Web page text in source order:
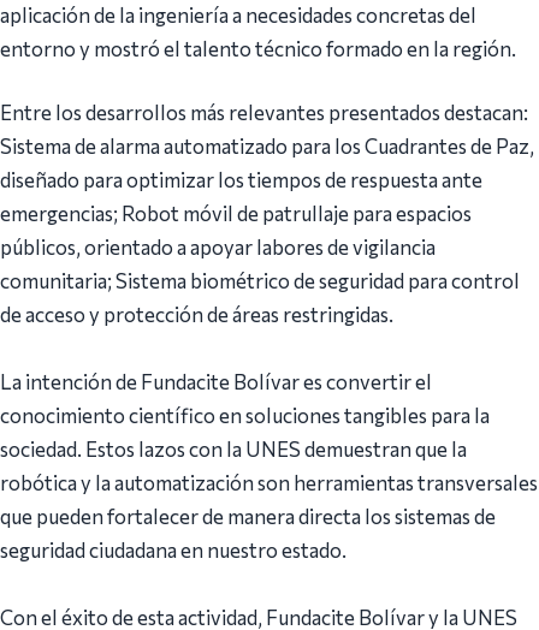
aplicación de la ingeniería a necesidades concretas del
entorno y mostró el talento técnico formado en la región.
Entre los desarrollos más relevantes presentados destacan:
Sistema de alarma automatizado para los Cuadrantes de Paz,
diseñado para optimizar los tiempos de respuesta ante
emergencias; Robot móvil de patrullaje para espacios
públicos, orientado a apoyar labores de vigilancia
comunitaria; Sistema biométrico de seguridad para control
de acceso y protección de áreas restringidas.
La intención de Fundacite Bolívar es convertir el
conocimiento científico en soluciones tangibles para la
sociedad. Estos lazos con la UNES demuestran que la
robótica y la automatización son herramientas transversales
que pueden fortalecer de manera directa los sistemas de
seguridad ciudadana en nuestro estado.
Con el éxito de esta actividad, Fundacite Bolívar y la UNES